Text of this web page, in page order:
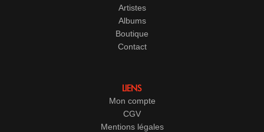
Artistes
Albums
Boutique
Contact
LIENS
Mon compte
CGV
Mentions légales